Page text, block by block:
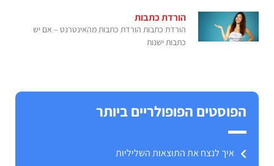
הורדת כתבות
הורדת כתבות הורדת כתבות מהאינטרנט – אם יש
כתבות ישנות
הפוסטים הפופולריים ביותר
איך לנצח את התוצאות השליליות